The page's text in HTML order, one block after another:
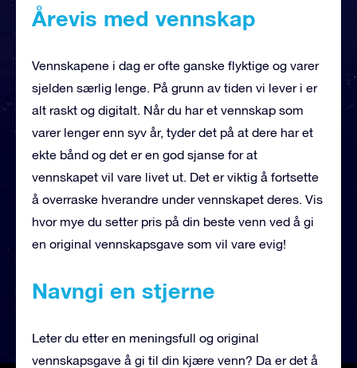
Årevis med vennskap
Vennskapene i dag er ofte ganske flyktige og varer
sjelden særlig lenge. På grunn av tiden vi lever i er
alt raskt og digitalt. Når du har et vennskap som
varer lenger enn syv år, tyder det på at dere har et
ekte bånd og det er en god sjanse for at
vennskapet vil vare livet ut. Det er viktig å fortsette
å overraske hverandre under vennskapet deres. Vis
hvor mye du setter pris på din beste venn ved å gi
en original vennskapsgave som vil vare evig!
Navngi en stjerne
Leter du etter en meningsfull og original
vennskapsgave å gi til din kjære venn? Da er det å